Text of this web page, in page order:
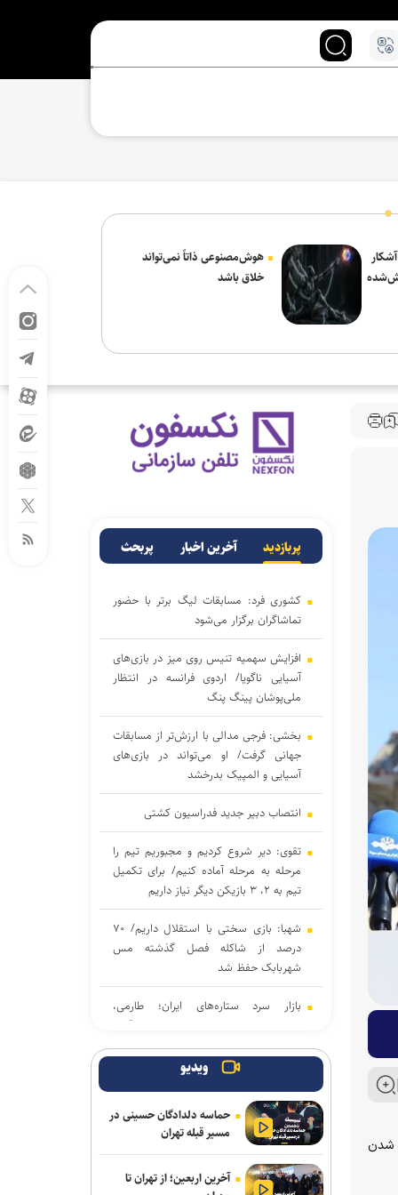
هوش‌مصنوعی ذاتاً نمی‌تواند
خلاق باشد
توییت ۶ دلیل برای شناخته شدن
پربازدید آخرین اخبار پربحث
کشوری فرد: مسابقات لیگ برتر با حضور
تماشاگران برگزار می‌شود
افزایش سهمیه تنیس روی میز در بازی‌های
آسیایی ناگویا/ اردوی فرانسه در انتظار
ملی‌پوشان پینگ پنگ
بخشی: فرجی مدالی با ارزش‌تر از مسابقات
جهانی گرفت/ او می‌تواند در بازی‌های
آسیایی و المپیک بدرخشد
انتصاب دبیر جدید فدراسیون کشتی
تقوی: دیر شروع کردیم و مجبوریم تیم را
مرحله به مرحله آماده کنیم/ برای تکمیل
تیم به ۲، ۳ بازیکن دیگر نیاز داریم
شهبا: بازی سختی با استقلال داریم/ ۷۰
درصد از شاکله فصل گذشته مس
شهربابک حفظ شد
بازار سرد ستاره‌های ایران؛ طارمی،
جهانبخش و رضاییان بدون پیشنهاد بزرگ
دنیامالی به دعوت رسمی وزیر ورزش
جدایی قطعی رضاییان از استقلال + عکس
آراسته و کومار به نساجی پیوستند
ویدیو
حماسه دلدادگان حسینی در
مسیر قبله تهران
آخرین اربعین؛ از تهران تا